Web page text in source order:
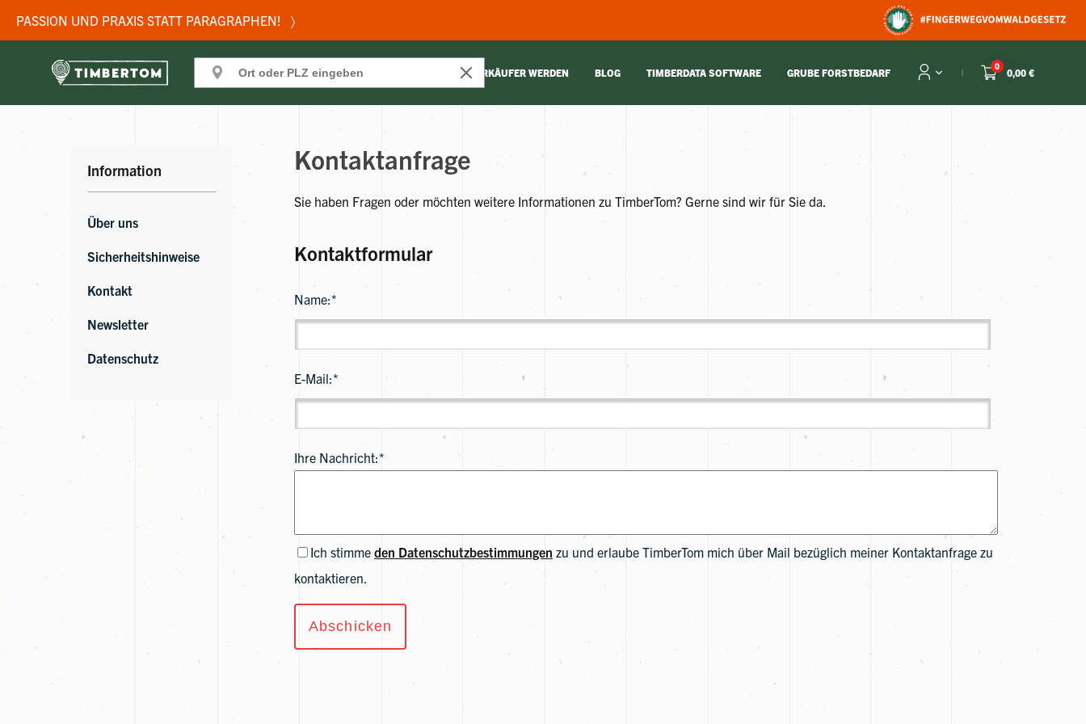
PASSION UND PRAXIS STATT PARAGRAPHEN! 〉
VERKÄUFER WERDEN BLOG TIMBERDATA SOFTWARE GRUBE FORSTBEDARF 0,00 €
0
Information
Über uns
Sicherheitshinweise
Kontakt
Newsletter
Datenschutz
Kontaktanfrage
Sie haben Fragen oder möchten weitere Informationen zu TimberTom? Gerne sind wir für Sie da.
Kontaktformular
Name:*
E-Mail:*
Ihre Nachricht:*
Ich stimme den Datenschutzbestimmungen zu und erlaube TimberTom mich über Mail bezüglich meiner Kontaktanfrage zu
kontaktieren.
Abschicken